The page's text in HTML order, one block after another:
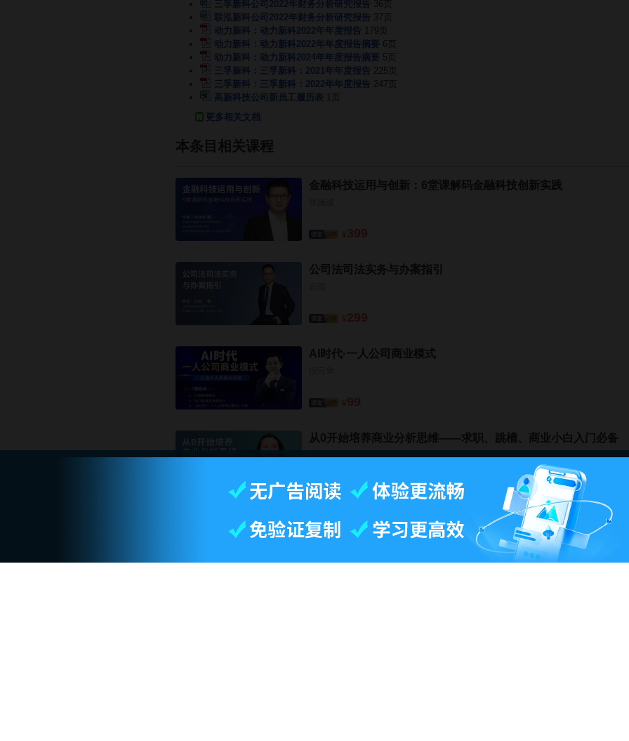
三孚新科公司2022年财务分析研究报告 36页
联泓新科公司2022年财务分析研究报告 37页
动力新科：动力新科2022年年度报告 179页
动力新科：动力新科2022年年度报告摘要
动力新科：动力新科2024年年度报告摘要 5页
三孚新科：三孚新科：2021年年度报告 225页
三孚新科：三孚新科：2022年年度报告 247页
高新科技公司新员工履历表
1页
更多相关文档
本条目相关课程
金融科技运用与创新：6堂课解码金融科技创新实践
公司法司法实务与办案指引
AI时代·一人公司商业模式
从0开始培养商业分析思维——求职、跳槽、商业小白入门必备
陈从
299 ¥399
本条目由以下用户参与贡献
Yixi,鲈鱼,连晓雾,Lin,寒曦.